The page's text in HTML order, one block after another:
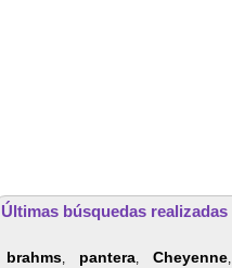
Últimas búsquedas realizadas
brahms, pantera, Cheyenne,